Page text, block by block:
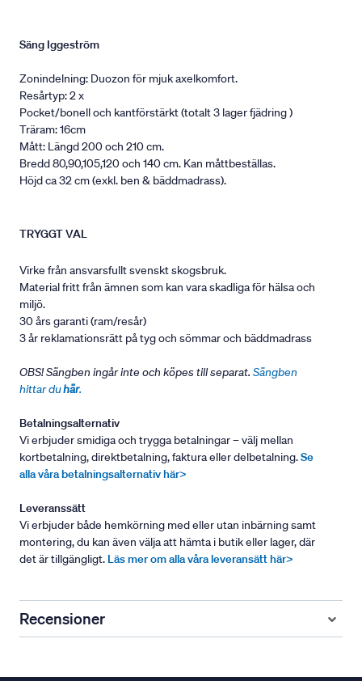
Säng Iggeström
Zonindelning: Duozon för mjuk axelkomfort.
Resårtyp: 2 x
Pocket/bonell och kantförstärkt (totalt 3 lager fjädring )
Träram: 16cm
Mått: Längd 200 och 210 cm.
Bredd 80,90,105,120 och 140 cm. Kan måttbeställas.
Höjd ca 32 cm (exkl. ben & bäddmadrass).
TRYGGT VAL
Virke från ansvarsfullt svenskt skogsbruk.
Material fritt från ämnen som kan vara skadliga för hälsa och
miljö.
30 års garanti (ram/resår)
3 år reklamationsrätt på tyg och sömmar och bäddmadrass
OBS! Sängben ingår inte och köpes till separat. Sängben
hittar duhär.
Betalningsalternativ
Vi erbjuder smidiga och trygga betalningar – välj mellan
kortbetalning, direktbetalning, faktura eller delbetalning.Se
alla våra betalningsalternativ här>
Leveranssätt
Vi erbjuder både hemkörning med eller utan inbärning samt
montering, du kan även välja att hämta i butik eller lager, där
det är tillgängligt. Läs mer om alla våra leveransätt här>
Recensioner